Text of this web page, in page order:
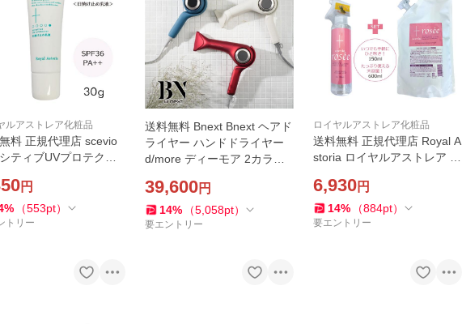
ルアストレア化粧品
料 正規代理店 scevio
ティブUVプロテクタ
液 アルコールフリー
Astoria ロイヤルアス
ビバニーズ
円
% （553pt）
トリー
送料無料 Bnext Bnext ヘアド
ライヤー ハンドドライヤー
d/more ディーモア 2カラー
39,600円
14% （5,058pt）
要エントリー
ロイヤルアストレア化粧品
送料無料 正規代理店 Royal A
storia ロイヤルアストレア sc
プレーボトル・詰め替えセッ
ト スキンケア プレローショ
ン
6,930円
14% （884pt）
要エントリー